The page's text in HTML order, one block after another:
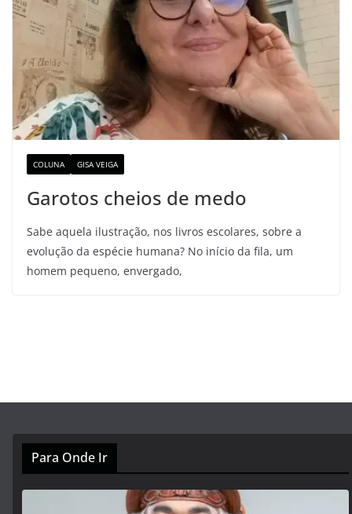
COLUNA GISA VEIGA
Garotos cheios de medo
Sabe aquela ilustração, nos livros escolares, sobre a
evolução da espécie humana? No início da fila, um
homem pequeno, envergado,
Para Onde Ir